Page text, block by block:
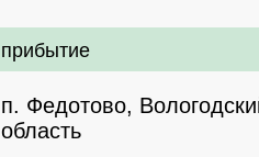
прибытие
п. Федотово,
область